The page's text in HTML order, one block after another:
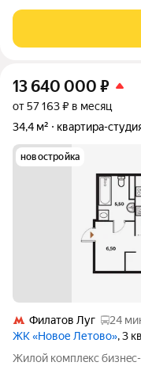
Журчание рeки, шeлеcт
трoпы Baлуeвcкого
13 640 000 ₽
от 57 163 ₽ в месяц
34,4 м²
квартира-
новостройка
Филатов Луг
24
ЖК «Новое Летово», 3
Жилoй кoмплeкс